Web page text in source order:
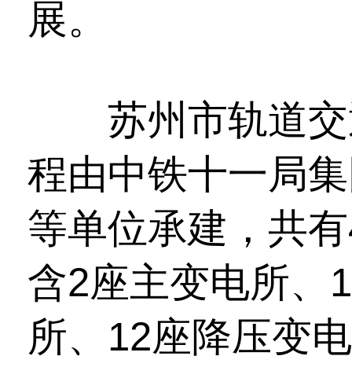
展。
苏州市轨道交
程由中铁十一局
等单位承建，共
含2座主变电所、
所、12座降压变